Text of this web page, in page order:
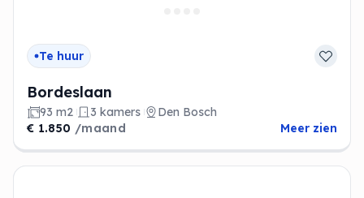
Te huur
Bordeslaan
93 m2 3 kamers
Den Bosch
€ 1.850 /maand Meer zien